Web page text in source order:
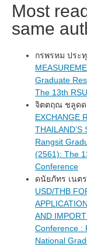
Most
same
กรพรหม ประ
Graduate
The 13th
จิตตฤณ ชลูดด
EXCHANGE
Rangsit
(2561): The
Conference
ดนัยภัทร เนต
USD/THB
AND
Conference :
National